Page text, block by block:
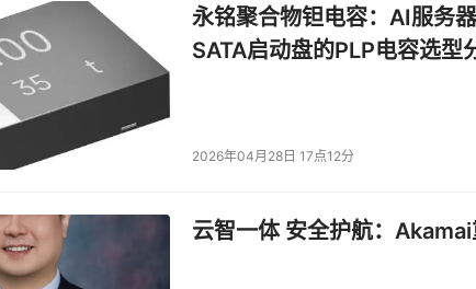
理系统、回收利用等全产业链的创新成果，彰显新能源技术
，为新能源汽车产业的持续发展提供有力支撑。
子信息产业的基础，其性能和质量直接影响到终端产品的
电子元器件厂商，展示各类高精尖的电子元件，如集成电路
最新成果，推动电子元器件产业的持续升级和发展。
国特种电子元器件馆将展示在航空航天等特殊领域应用的
力军持续组团参与，展示在技术创新、产品研发等方面的最
推动特种电子产业的快速发展和跨界融合。
永铭聚合物钽电容：AI服务
SATA启动盘的PLP电容选型
2026年04月28日 17点12分
云智一体 安全护航：